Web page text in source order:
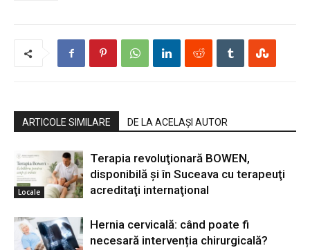
ARTICOLE SIMILARE DE LA ACELAȘI AUTOR
Locale
Terapia revoluţionară BOWEN,
disponibilă şi în Suceava cu terapeuţi
acreditaţi internaţional
Hernia cervicală: când poate fi
necesară intervenția chirurgicală?